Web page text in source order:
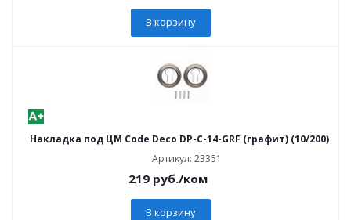
В корзину
Накладка под ЦМ Code Deco DP-C-14-GRF (графит) (10/200)
Артикул: 23351
219руб./ком
В корзину